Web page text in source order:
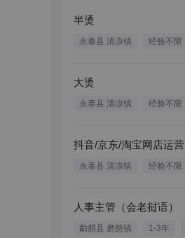
半烫
永泰县 清凉镇 经验不限
大烫
永泰县 清凉镇 经验不限
抖音/京东/淘宝网店运营
永泰县 清凉镇 经验不限
人事主管（会老挝语）
勐腊县 磨憨镇 1-3年